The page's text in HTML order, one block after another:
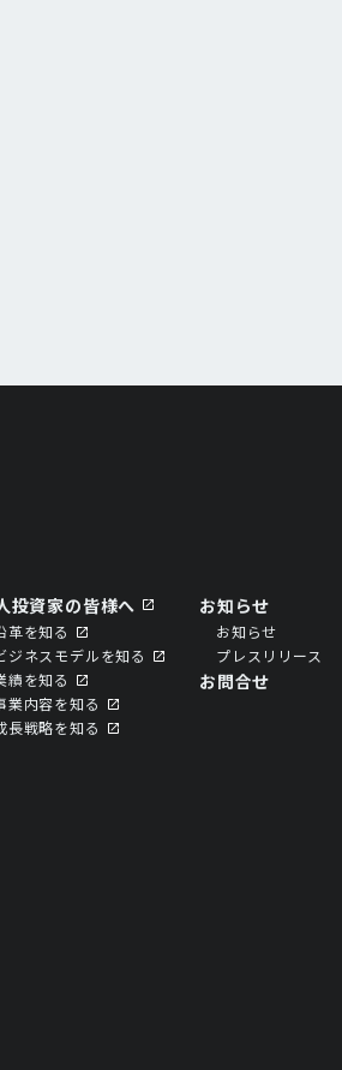
投資家の皆様へ
革を知る
ジネスモデルを知る
績を知る
業内容を知る
⻑戦略を知る
お知らせ
お知らせ
プレスリリース
お問合せ